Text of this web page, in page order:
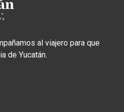
al viajero para que
de Yucatán.